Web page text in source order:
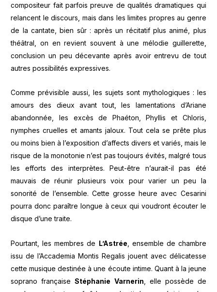
compositeur fait parfois preuve de qualités dramatiques qui
relancent le discours, mais dans les limites propres au genre
de la cantate, bien sûr : après un récitatif plus animé, plus
théâtral, on en revient souvent à une mélodie guillerette,
conclusion un peu décevante après avoir entrevu de tout
autres possibilités expressives.
Comme prévisible aussi, les sujets sont mythologiques : les
amours des dieux avant tout, les lamentations d’Ariane
abandonnée, les excès de Phaéton, Phyllis et Chloris,
nymphes cruelles et amants jaloux. Tout cela se prête plus
ou moins bien à l’exposition d’affects divers et variés, mais le
risque de la monotonie n’est pas toujours évités, malgré tous
les efforts des interprètes. Peut-être n’aurait-il pas été
mauvais de réunir plusieurs voix pour varier un peu la
sonorité de l’ensemble. Cette grosse heure avec Cesarini
pourra donc paraître longue à ceux qui voudront écouter le
disque d’une traite.
Pourtant, les membres de L’Astrée , ensemble de chambre
issu de l’Accademia Montis Regalis jouent avec délicatesse
cette musique destinée à une écoute intime. Quant à la jeune
soprano françaiseStéphanie Varnerin , elle possède de